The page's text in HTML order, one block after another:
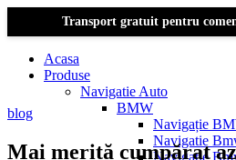
Transport gratuit pentru
Acasa
Produse
Navigatie Auto
BMW
Navigație
Navigatie
Navigatie
blog
Mai merită cumpărat